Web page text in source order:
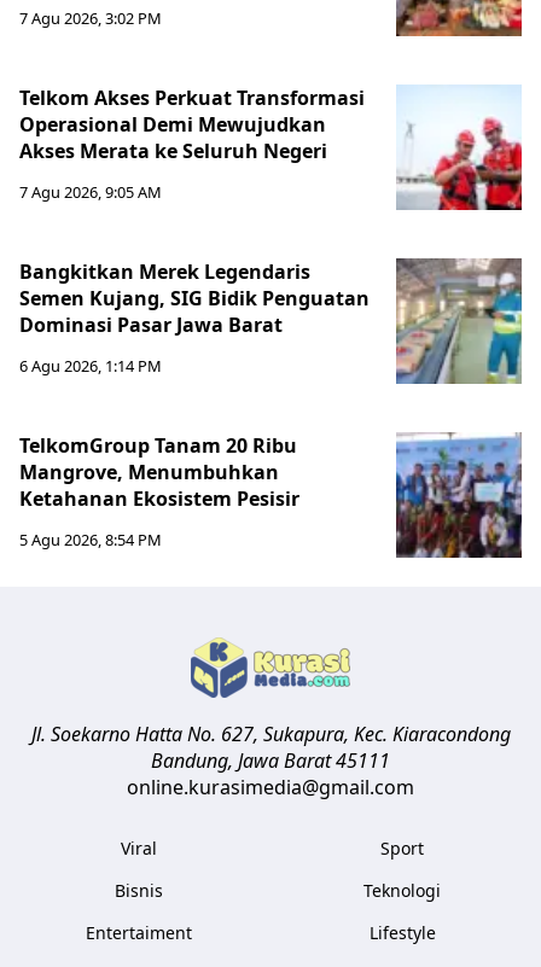
7 Agu 2026, 3:02 PM
Telkom Akses Perkuat Transformasi
Operasional Demi Mewujudkan
Akses Merata ke Seluruh Negeri
7 Agu 2026, 9:05 AM
Bangkitkan Merek Legendaris
Semen Kujang, SIG Bidik Penguatan
Dominasi Pasar Jawa Barat
6 Agu 2026, 1:14 PM
TelkomGroup Tanam 20 Ribu
Mangrove, Menumbuhkan
Ketahanan Ekosistem Pesisir
5 Agu 2026, 8:54 PM
Jl. Soekarno Hatta No. 627, Sukapura, Kec. Kiaracondong
Bandung, Jawa Barat45111
online.kurasimedia@gmail.com
Viral
Bisnis
Entertaiment
Sport
Teknologi
Lifestyle